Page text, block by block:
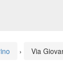
› Via